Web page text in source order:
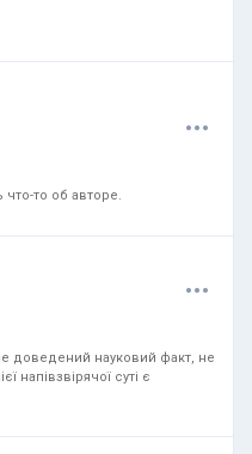
...
то об авторе.
...
доведений науковий факт, не
напівзвірячої суті є